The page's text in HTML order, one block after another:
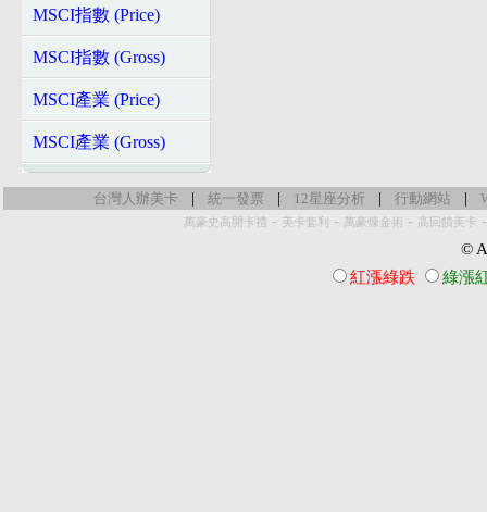
MSCI指數 (Price)
MSCI指數 (Gross)
MSCI產業 (Price)
MSCI產業 (Gross)
台灣人辦美卡 | 統一發票 | 12星座分析 | 行動網站 |
萬豪史高開卡禮 - 美卡套利 - 萬豪煉金術 - 高回饋美卡
©
紅漲綠跌
綠漲